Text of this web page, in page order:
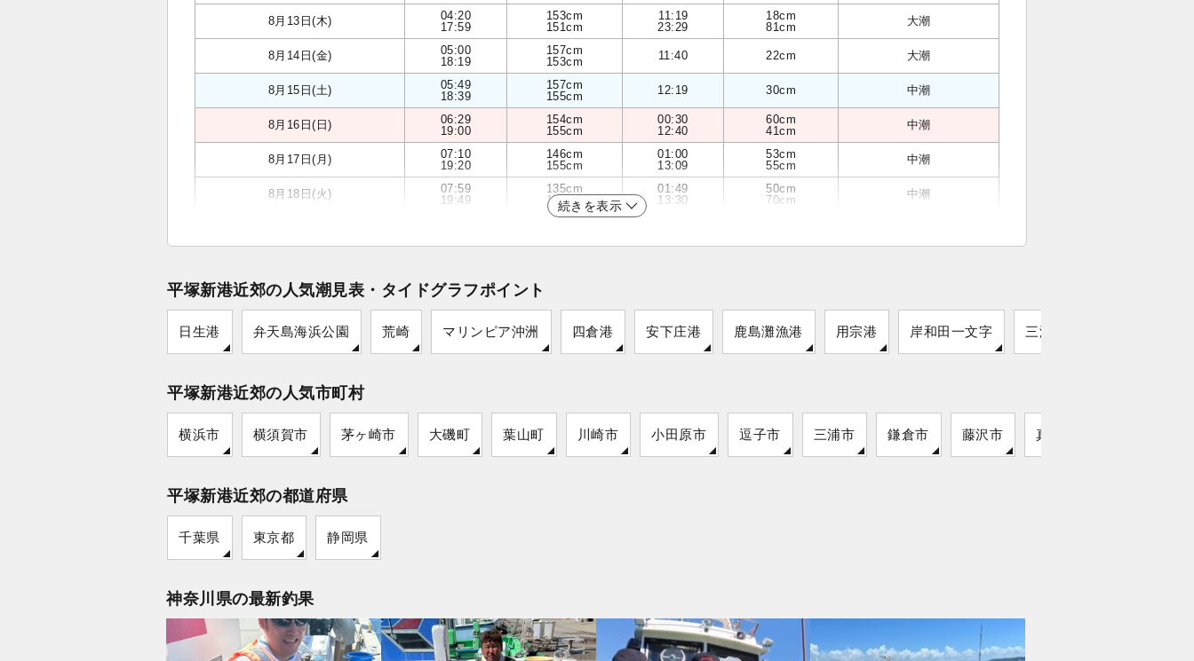
8月13日(木)
04:20
17:59
153cm
151cm
11:19
23:29
18cm
81cm
大潮
8月14日(金)
05:00
18:19
157cm
153cm
11:40 22cm 大潮
8月15日(土)
05:49
18:39
157cm
155cm
12:19 30cm 中潮
8月16日(日)
06:29
19:00
154cm
155cm
00:30
12:40
60cm
41cm
中潮
8月17日(月)
07:10
19:20
146cm
155cm
01:00
13:09
53cm
55cm
中潮
8月18日(火)
07:59
19:49
135cm
153cm
01:49
13:30
50cm
70cm
中潮
続きを表示
平塚新港近郊の人気潮見表・タイドグラフポイント
日生港 弁天島海浜公園 荒崎 マリンピア沖洲 四倉港 安下庄港 鹿島灘漁港 用宗港 岸和田一文字 三津外港
平塚新港近郊の人気市町村
横浜市 横須賀市 茅ヶ崎市 大磯町 葉山町 川崎市 小田原市 逗子市 三浦市 鎌倉市 藤沢市 真鶴町
平塚新港近郊の都道府県
千葉県 東京都 静岡県
神奈川県の最新釣果